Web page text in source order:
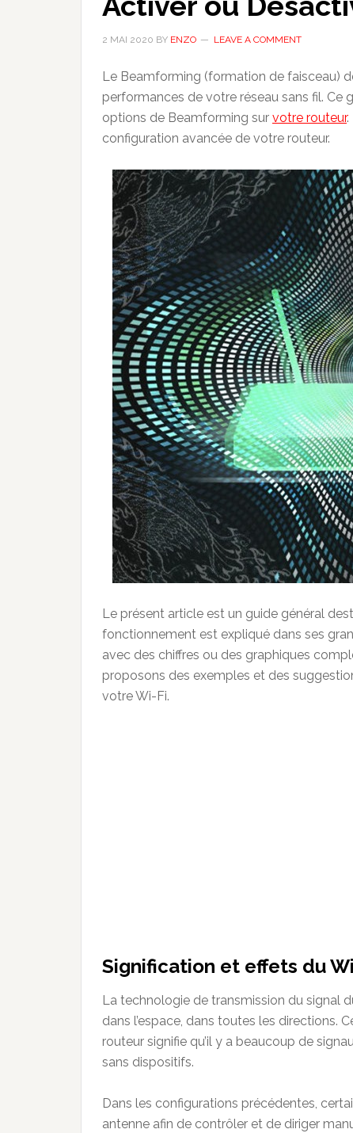
2 MAI 2020 BY ENZO LEAVE A COMMENT
Le Beamforming (formation de faisceau)
performances de votre réseau sans fil. Ce
options de Beamforming sur votre routeur.
configuration avancée de votre routeur.
Le présent article est un guide général
fonctionnement est expliqué dans ses
avec des chiffres ou des graphiques
proposons des exemples et des
votre Wi-Fi.
Signification et effets du
La technologie de transmission du signal
dans l’espace, dans toutes les directions.
routeur signifie qu’il y a beaucoup de
sans dispositifs.
Dans les configurations précédentes,
antenne afin de contrôler et de diriger